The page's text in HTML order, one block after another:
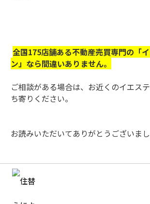
全国175店舗ある不動産売買専門の「
ン」なら間違いありません。
ご相談がある場合は、お近くのイエス
ち寄りください。
お読みいただいてありがとうございまし